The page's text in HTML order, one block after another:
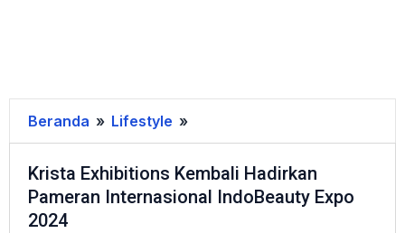
Beranda » Lifestyle »
Exhibitions
Kembali
Hadirkan
Krista Exhibitions Kembali Hadirkan
Pameran Internasional IndoBeauty Expo
2024